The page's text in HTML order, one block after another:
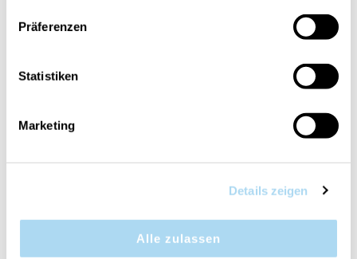
Präferenzen
Statistiken
Marketing
Details zeigen
Alle zulassen
Stargazing Signature
Medium Jar